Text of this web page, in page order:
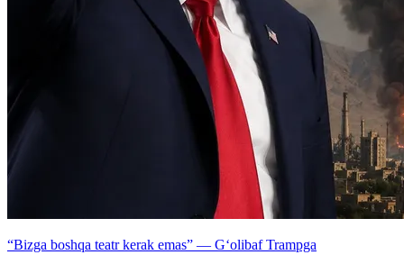
“Bizga boshqa teatr kerak emas” — G‘olibaf Trampga